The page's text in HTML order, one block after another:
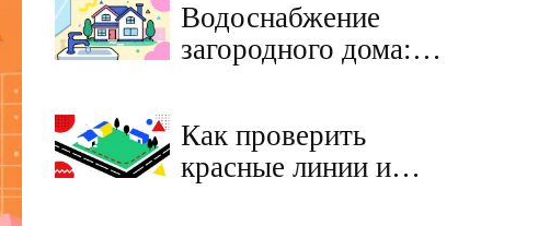
Водоснабжение
загородного дома:
выбрать?
Как проверить
красные линии и